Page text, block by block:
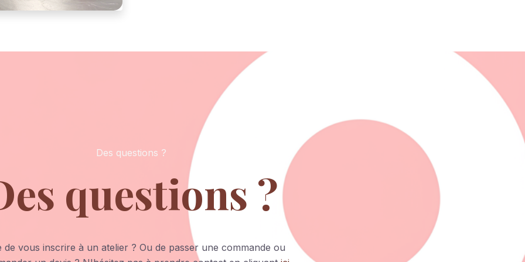
Des questions ?
questions ?
de vous inscrire à un atelier ? Ou de passer une commande ou